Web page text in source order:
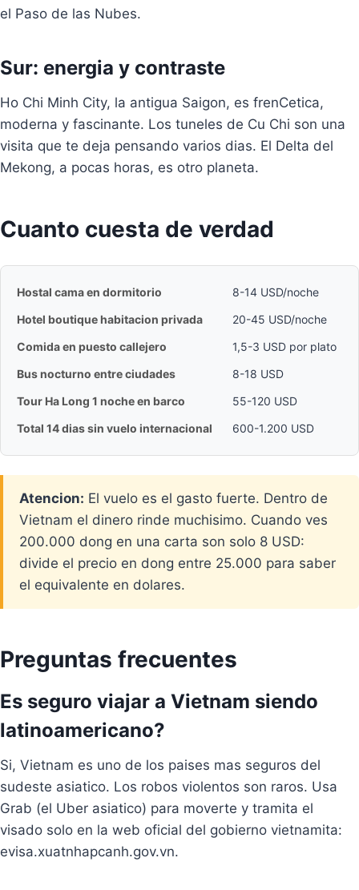
el Paso de las Nubes.
Sur: energia y contraste
Ho Chi Minh City, la antigua Saigon, es frenCetica,
moderna y fascinante. Los tuneles de Cu Chi son una
visita que te deja pensando varios dias. El Delta del
Mekong, a pocas horas, es otro planeta.
Cuanto cuesta de verdad
Hostal cama en dormitorio
8-14 USD/noche
Hotel boutique habitacion privada
20-45 USD/noche
Comida en puesto callejero
1,5-3 USD por plato
Bus nocturno entre ciudades
8-18 USD
Tour Ha Long 1 noche en barco
55-120 USD
Total 14 dias sin vuelo internacional
600-1.200 USD
Atencion: El vuelo es el gasto fuerte. Dentro de
Vietnam el dinero rinde muchisimo. Cuando ves
200.000 dong en una carta son solo 8 USD:
divide el precio en dong entre 25.000 para saber
el equivalente en dolares.
Preguntas frecuentes
Es seguro viajar a Vietnam siendo
latinoamericano?
Si, Vietnam es uno de los paises mas seguros del
sudeste asiatico. Los robos violentos son raros. Usa
Grab (el Uber asiatico) para moverte y tramita el
visado solo en la web oficial del gobierno vietnamita:
evisa.xuatnhapcanh.gov.vn.